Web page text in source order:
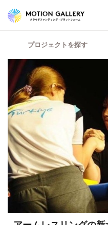
プロジェクトを探す